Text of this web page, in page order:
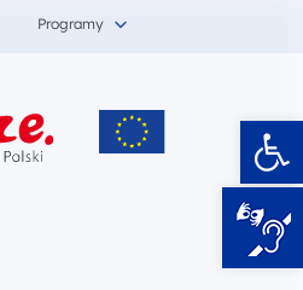
Programy